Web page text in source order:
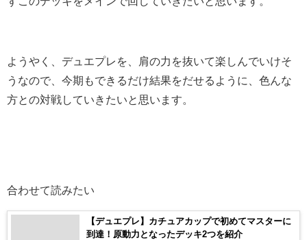
ようやく、デュエプレを、肩の力を抜いて楽しんでいけそ
うなので、今期もできるだけ結果をだせるように、色んな
方との対戦していきたいと思います。
合わせて読みたい
【デュエプレ】カチュアカップで初めてマスターに
到達！原動力となったデッキ2つを紹介